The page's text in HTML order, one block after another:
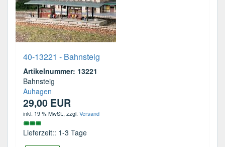
40-13221 - Bahnsteig
Artikelnummer: 13221
Bahnsteig
Auhagen
29,00 EUR
inkl. 19 % MwSt., zzgl. Versand
Lieferzeit:: 1-3 Tage